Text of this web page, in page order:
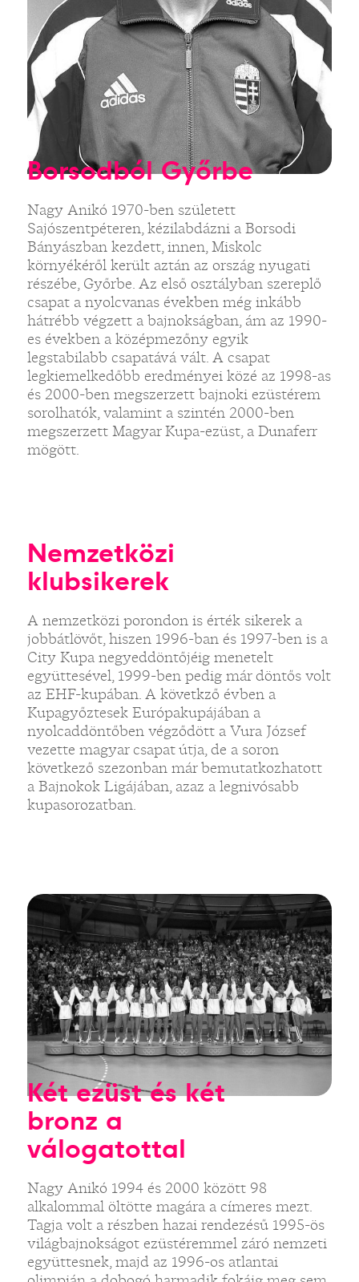
Borsodból Győrbe
Nagy Anikó 1970-ben született
Sajószentpéteren, kézilabdázni a Borsodi
Bányászban kezdett, innen, Miskolc
környékéről került aztán az ország nyugati
részébe, Győrbe. Az első osztályban szereplő
csapat a nyolcvanas években még inkább
hátrébb végzett a bajnokságban, ám az 1990-
es években a középmezőny egyik
legstabilabb csapatává vált. A csapat
legkiemelkedőbb eredményei közé az 1998-as
és 2000-ben megszerzett bajnoki ezüstérem
sorolhatók, valamint a szintén 2000-ben
megszerzett Magyar Kupa-ezüst, a Dunaferr
mögött.
Nemzetközi
klubsikerek
A nemzetközi porondon is érték sikerek a
jobbátlövőt, hiszen 1996-ban és 1997-ben is a
City Kupa negyeddöntőjéig menetelt
együttesével, 1999-ben pedig már döntős volt
az EHF-kupában. A követkző évben a
Kupagyőztesek Európakupájában a
nyolcaddöntőben végződött a Vura József
vezette magyar csapat útja, de a soron
következő szezonban már bemutatkozhatott
a Bajnokok Ligájában, azaz a legnivósabb
kupasorozatban.
Két ezüst és két
bronz a
válogatottal
Nagy Anikó 1994 és 2000 között 98
alkalommal öltötte magára a címeres mezt.
Tagja volt a részben hazai rendezésű 1995-ös
világbajnokságot ezüstéremmel záró nemzeti
együttesnek, majd az 1996-os atlantai